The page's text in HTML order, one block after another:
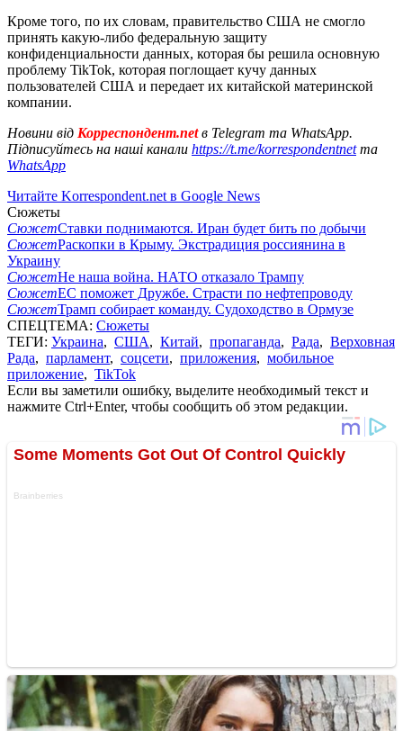
Кроме того, по их словам, правительство США не смогло
принять какую-либо федеральную защиту
конфиденциальности данных, которая бы решила основную
проблему TikTok, которая поглощает кучу данных
пользователей США и передает их китайской материнской
компании.
Новини від Корреспондент.netв Telegram та WhatsApp.
Підписуйтесь на наші канали https://t.me/korrespondentnetта
WhatsApp
Читайте Korrespondent.net в Google News
Сюжеты
СюжетСтавки поднимаются. Иран будет бить по добычи
СюжетРаскопки в Крыму. Экстрадиция россиянина в
Украину
СюжетНе наша война. НАТО отказало Трампу
СюжетЕС поможет Дружбе. Страсти по нефтепроводу
СюжетТрамп собирает команду. Судоходство в Ормузе
СПЕЦТЕМА: Сюжеты
ТЕГИ: Украина, США, Китай, пропаганда, Рада, Верховная
Рада, парламент, соцсети, приложения, мобильное
приложение, TikTok
Если вы заметили ошибку, выделите необходимый текст и
нажмите Ctrl+Enter, чтобы сообщить об этом редакции.